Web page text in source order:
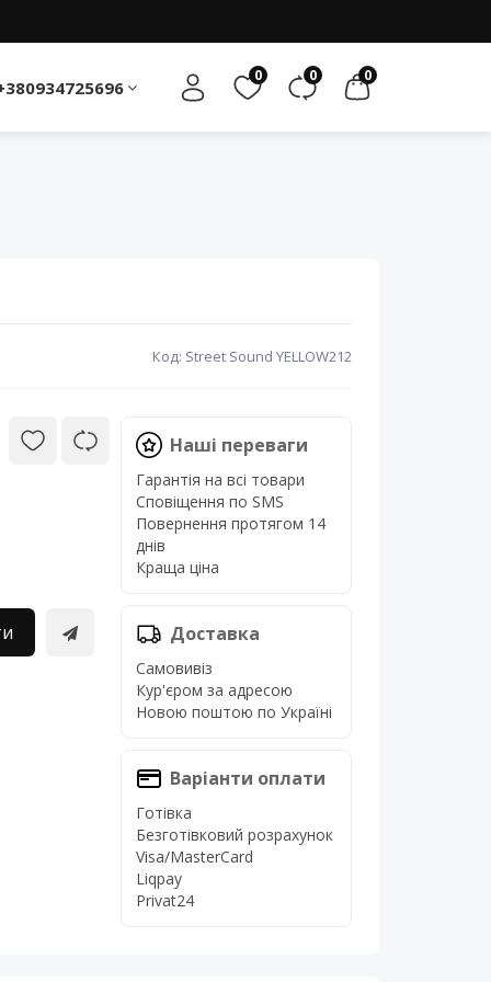
0 0 0
Код: Street Sound YELLOW212
Наші переваги
Гарантія на всі товари
Сповіщення по SMS
Повернення протягом 14
днів
Краща ціна
Доставка
Самовивіз
Кур'єром за адресою
Новою поштою по Україні
Варіанти оплати
Готівка
Безготівковий розрахунок
Visa/MasterCard
Liqpay
Privat24